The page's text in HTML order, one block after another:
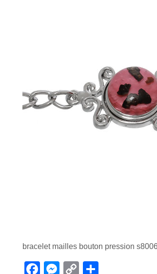
bracelet mailles bouton pression
F
M
C